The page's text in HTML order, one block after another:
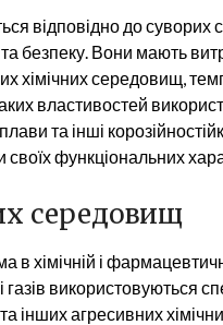
відповідно до суворих
та безпеку. Вони мають
хімічних середовищ,
властивостей
та інші
функціональних
середовищ
в хімічній і
використовуються
та інших агресивних